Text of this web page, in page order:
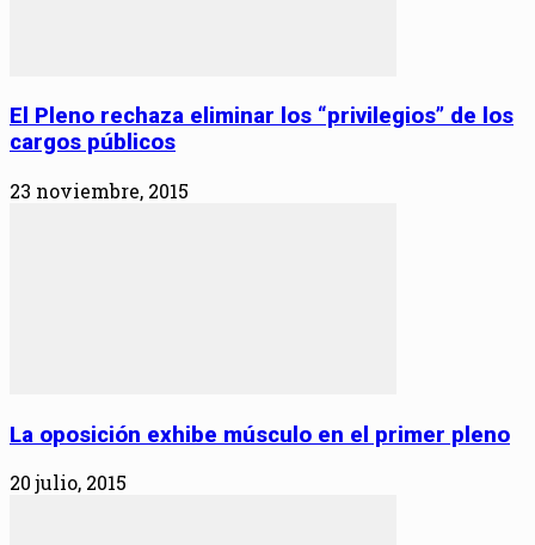
El Pleno rechaza eliminar los “privilegios” de los
cargos públicos
23 noviembre, 2015
La oposición exhibe músculo en el primer pleno
20 julio, 2015